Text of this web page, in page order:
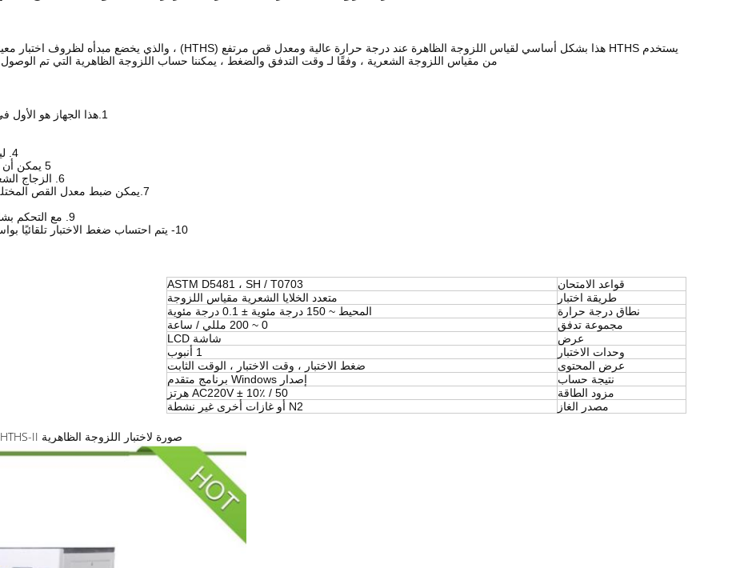
من مقياس اللزوجة الشعرية ، وفقًا لـ وقت التدفق والضغط ، يمكننا حساب اللزوجة الظاهرية التي تم
1.هذا الجهاز هو الأول في الصين ، والذي يستخدم بالفعل من قبل العديد من العملاء ،
4. ليست هناك حاجة للمذيب ، ويمكن غسلها بعينة جديدة صغيرة.
5 يمكن أن يعمل جهاز اختبار اللزوجة الظاهرية لمدة 24 ساعة متواصلة.
6. الزجاج الشعري يلبي المتطلبات القياسية ، قطر 0.15 مم ، طول 16 مم.
7.يمكن ضبط معدل القص المختلف ودرجة حرارة الاختبار للمستخدمين الذين يقومون بالبحث.
9. مع التحكم بشاشة اللمس ، يمكن إجراء العملية على شاشة LCD مباشرة.
10- يتم احتساب ضغط الاختبار تلقائيًا بواسطة البرنامج ، ويتم تصدير تقرير نتيجة الاختبار بتنسيق Excel
قواعد الامتحان
ASTM D5481 ، SH / T0703
طريقة اختبار
متعدد الخلايا الشعرية مقياس اللزوجة
نطاق درجة حرارة
المحيط ~ 150 درجة مئوية ± 0.1 درجة مئوية
مجموعة تدفق
0 ~ 200 مللي / ساعة
عرض
شاشة LCD
وحدات الاختبار
1 أنبوب
عرض المحتوى
ضغط الاختبار ، وقت الاختبار ، الوقت الثابت
نتيجة حساب
إصدار Windows برنامج متقدم
مزود الطاقة
AC220V ± 10٪ / 50 هرتز
مصدر الغاز
N2 أو غازات أخرى غير نشطة
صورة لاختبار اللزوجة الظاهرية HTHS-II عند درجة حرارة عالية ومعدل قص عالي مع 5 وحدات اختبار